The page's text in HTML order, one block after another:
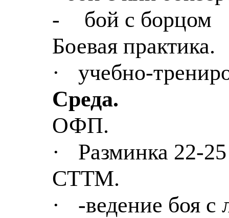
-
бой с борцом
Боевая практика.
·
учебно-
Среда.
ОФП.
·
Разминка 22-
СТТМ.
·
-ведение боя с